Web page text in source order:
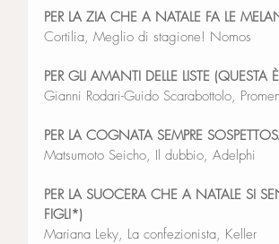
PER LA ZIA CHE A NATALE FA LE
Cortilia, Meglio di stagione! Nomos
PER GLI AMANTI DELLE LISTE (QUESTA È
Gianni Rodari-Guido Scarabottolo,
PER LA COGNATA SEMPRE
Matsumoto Seicho, Il dubbio, Adelphi
PER LA SUOCERA CHE A NATALE SI
FIGLI*)
Mariana Leky, La confezionista, Keller